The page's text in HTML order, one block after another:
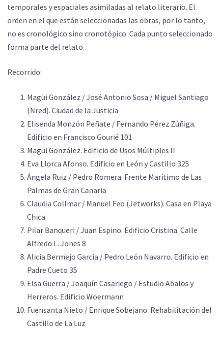
temporales y espaciales asimiladas al relato literario. El
orden en el que están seleccionadas las obras, por lo tanto,
no es cronológico sino cronotópico. Cada punto seleccionado
forma parte del relato.
Recorrido:
Magüi González / José Antonio Sosa / Miguel Santiago
(Nred). Ciudad de la Justicia
Elisenda Monzón Peñate / Fernando Pérez Zúñiga.
Edificio en Francisco Gourié 101
Magüi González. Edificio de Usos Múltiples II
Eva Llorca Afonso. Edificio en León y Castillo 325
Ángela Ruiz / Pedro Romera. Frente Marítimo de Las
Palmas de Gran Canaria
Claudia Collmar / Manuel Feo (Jetworks). Casa en Playa
Chica
Pilar Banqueri / Juan Espino. Edificio Cristina. Calle
Alfredo L. Jones 8
Alicia Bermejo García / Pedro León Navarro. Edificio en
Padre Cueto 35
Elsa Guerra / Joaquín Casariego / Estudio Abalos y
Herreros. Edificio Woermann
Fuensanta Nieto / Enrique Sobejano. Rehabilitación del
Castillo de La Luz